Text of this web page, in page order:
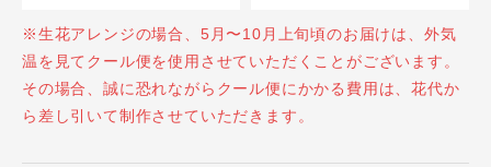
※生花アレンジの場合、5月〜10月上旬頃のお届けは、外気
温を見てクール便を使用させていただくことがございます。
その場合、誠に恐れながらクール便にかかる費用は、花代か
ら差し引いて制作させていただきます。